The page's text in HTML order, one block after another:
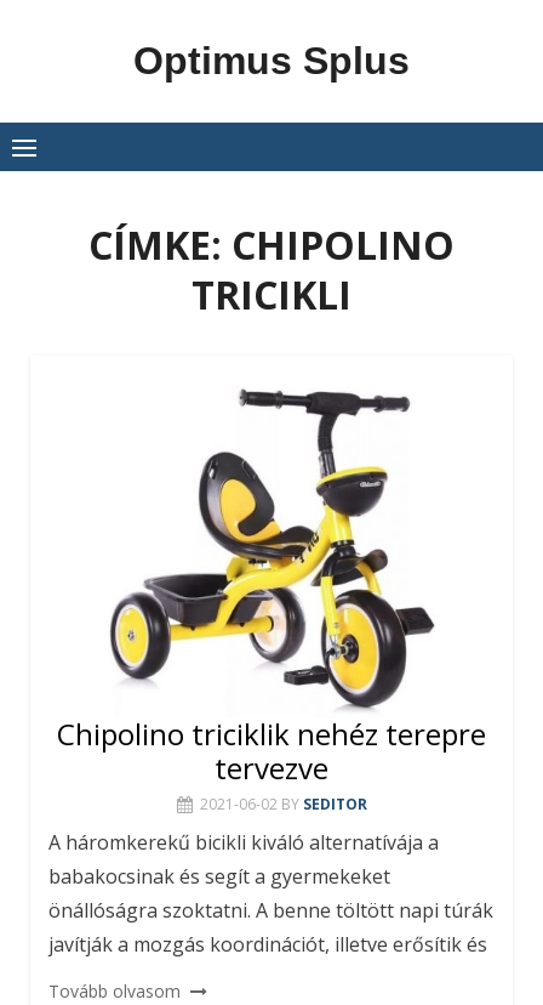
Optimus Splus
CÍMKE: CHIPOLINO
TRICIKLI
Chipolino triciklik nehéz terepre
tervezve
2021-06-02 BY SEDITOR
A háromkerekű bicikli kiváló alternatívája a
babakocsinak és segít a gyermekeket
önállóságra szoktatni. A benne töltött napi túrák
javítják a mozgás koordinációt, illetve erősítik és
Tovább olvasom